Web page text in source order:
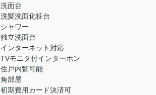
洗面台
洗髪洗面化粧台
シャワー
独立洗面台
インターネット対応
TVモニタ付インターホン
住戸内覧可能
角部屋
初期費用カード決済可